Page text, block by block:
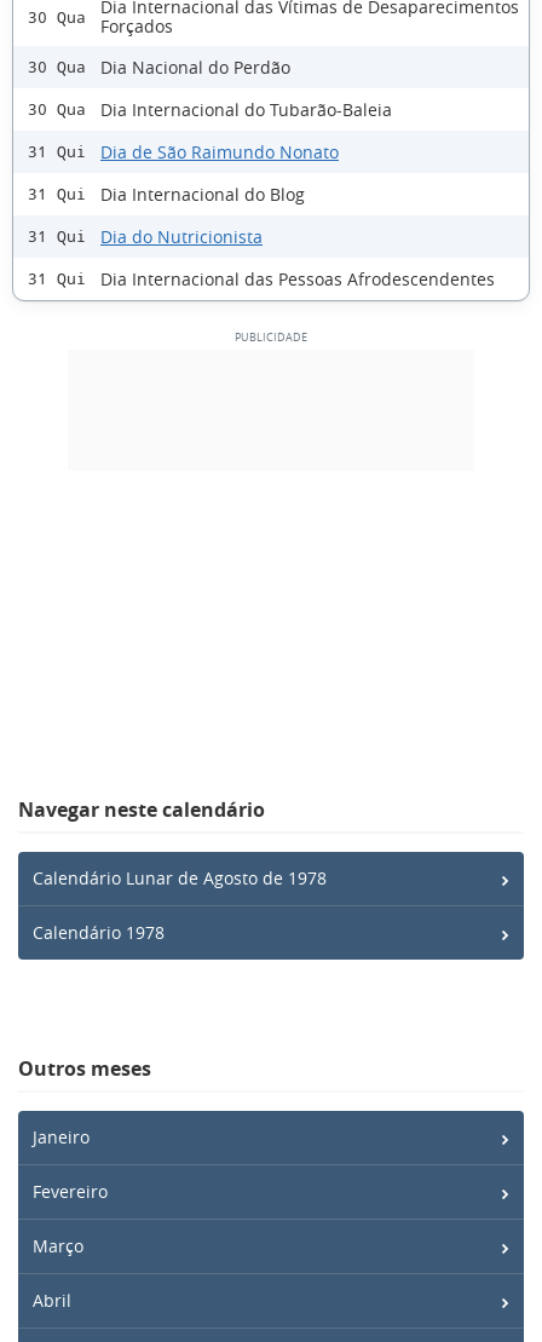
30 Qua
Dia Internacional das Vítimas de Desaparecimentos
Forçados
30 Qua Dia Nacional do Perdão
30 Qua Dia Internacional do Tubarão-Baleia
31 Qui Dia de São Raimundo Nonato
31 Qui Dia Internacional do Blog
31 Qui Dia do Nutricionista
31 Qui Dia Internacional das Pessoas Afrodescendentes
Navegar neste calendário
Calendário Lunar de Agosto de 1978
Calendário 1978
Outros meses
Janeiro
Fevereiro
Março
Abril